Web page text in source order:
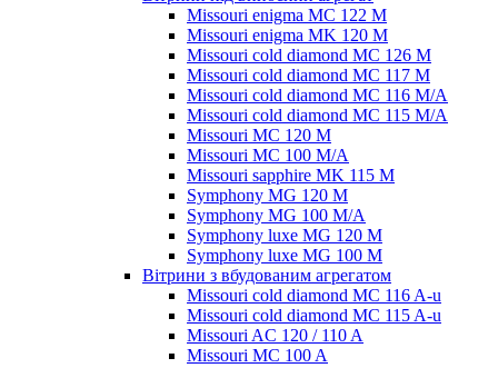
Missouri enigma MC 122 M
Missouri enigma MK 120 M
Missouri cold diamond MC 126 M
Missouri cold diamond MC 117 M
Missouri cold diamond MC 116 M/A
Missouri cold diamond MC 115 M/A
Missouri MC 120 M
Missouri MC 100 M/A
Missouri sapphire MK 115 M
Symphony MG 120 M
Symphony MG 100 M/А
Symphony luxe MG 120 M
Symphony luxe MG 100 M
Вітрини з вбудованим агрегатом
Missouri cold diamond MC 116 A-u
Missouri cold diamond MC 115 A-u
Missouri AC 120 / 110 A
Missouri MC 100 A